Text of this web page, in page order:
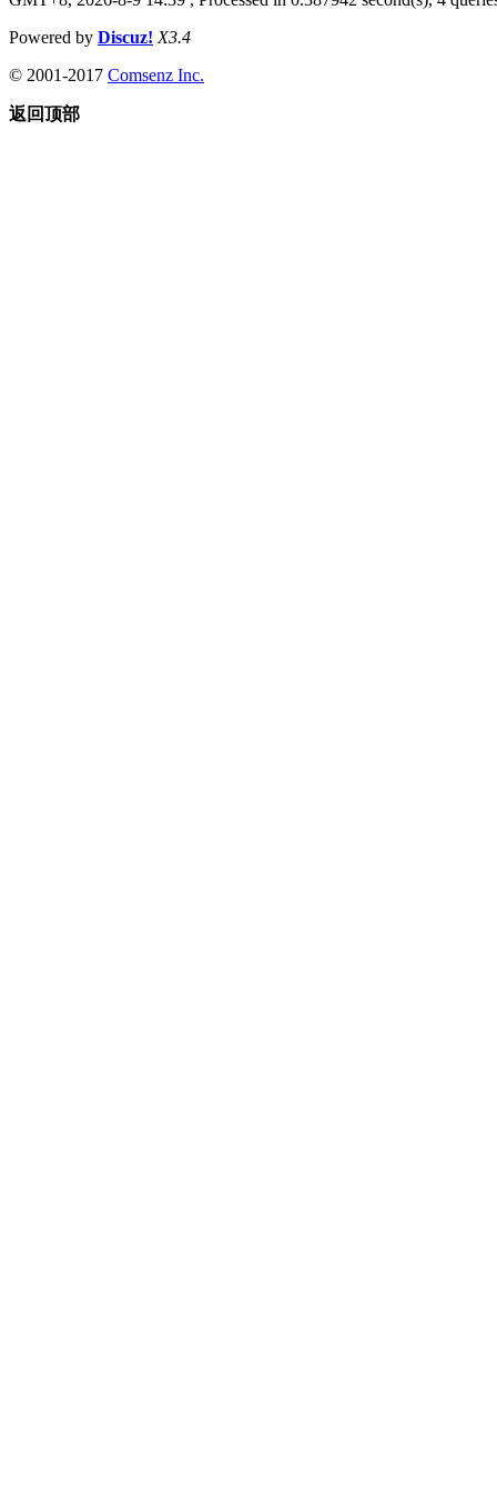
Powered by Discuz! X3.4
© 2001-2017 Comsenz Inc.
返回顶部